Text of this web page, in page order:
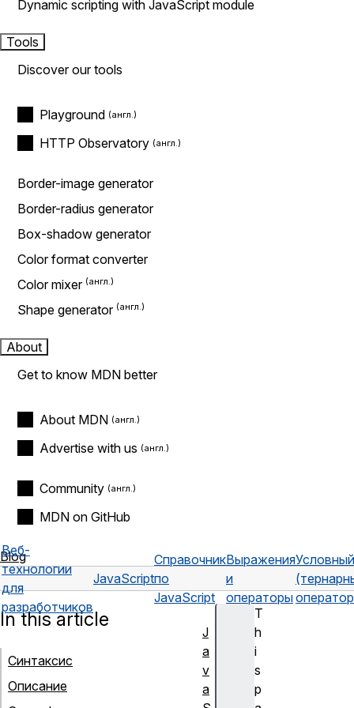
Dynamic scripting with JavaScript module
Tools
Discover our tools
Playground
HTTP Observatory
Border-image generator
Border-radius generator
Box-shadow generator
Color format converter
Color mixer
Shape generator
About
Get to know MDN better
About MDN
Advertise with us
Community
MDN on GitHub
Blog
Веб-
технологии
для
разработчиков
JavaScript
Справочник
по
JavaScript
Выражения
и
операторы
Условный
оператор
T
h
i
s
p
In this article
Синтаксис
Описание
J
a
v
a